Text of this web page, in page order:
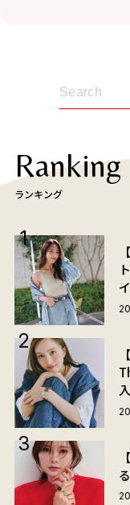
Ranking
ランキング